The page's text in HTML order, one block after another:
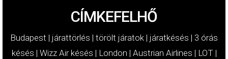
CÍMKEFELHŐ
Budapest | járattörlés | törölt járatok | járatkésés | 3 órás
késés | Wizz Air késés | London | Austrian Airlines | LOT|